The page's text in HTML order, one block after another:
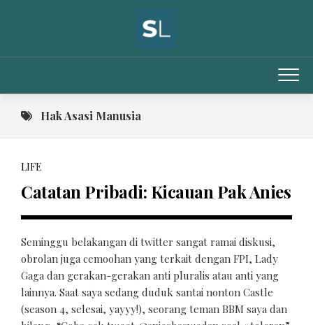
Hak Asasi Manusia
LIFE
Catatan Pribadi: Kicauan Pak Anies
Seminggu belakangan di twitter sangat ramai diskusi,
obrolan juga cemoohan yang terkait dengan FPI, Lady
Gaga dan gerakan-gerakan anti pluralis atau anti yang
lainnya. Saat saya sedang duduk santai nonton Castle
(season 4, selesai, yayyy!), seorang teman BBM saya dan